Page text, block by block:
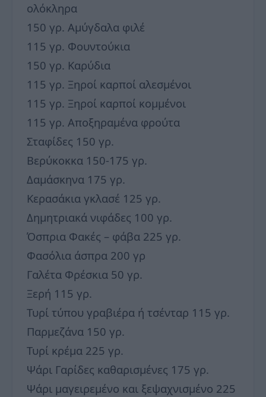
ολόκληρα
150 γρ. Αμύγδαλα φιλέ
115 γρ. Φουντούκια
150 γρ. Καρύδια
115 γρ. Ξηροί καρποί αλεσμένοι
115 γρ. Ξηροί καρποί κομμένοι
115 γρ. Αποξηραμένα φρούτα
Σταφίδες 150 γρ.
Βερύκοκκα 150-175 γρ.
Δαμάσκηνα 175 γρ.
Κερασάκια γκλασέ 125 γρ.
Δημητριακά νιφάδες 100 γρ.
Όσπρια Φακές – φάβα 225 γρ.
Φασόλια άσπρα 200 γρ
Γαλέτα Φρέσκια 50 γρ.
Ξερή 115 γρ.
Τυρί τύπου γραβιέρα ή τσένταρ 115 γρ.
Παρμεζάνα 150 γρ.
Τυρί κρέμα 225 γρ.
Ψάρι Γαρίδες καθαρισμένες 175 γρ.
Ψάρι μαγειρεμένο και ξεψαχνισμένο 225